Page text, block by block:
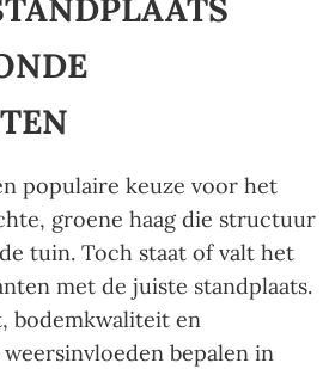
populaire keuze voor het
groene haag die structuur
tuin. Toch staat of valt het
met de juiste standplaats.
bodemkwaliteit en
bepalen in